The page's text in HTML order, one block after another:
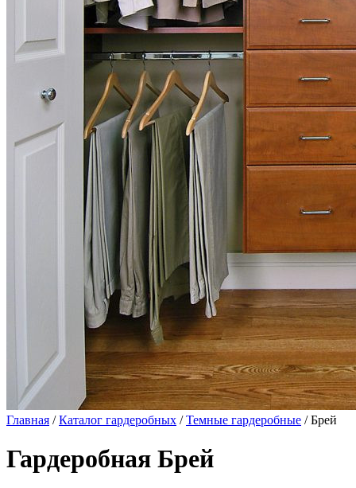
Главная /Каталог гардеробных /Темные гардеробные / Брей
Гардеробная Брей